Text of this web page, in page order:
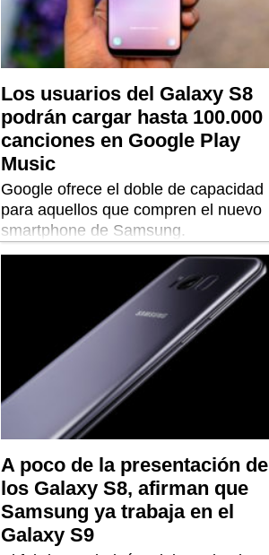
Los usuarios del Galaxy S8
podrán cargar hasta 100.000
canciones en Google Play
Music
Google ofrece el doble de capacidad
para aquellos que compren el nuevo
smartphone de Samsung.
A poco de la presentación de
los Galaxy S8, afirman que
Samsung ya trabaja en el
Galaxy S9